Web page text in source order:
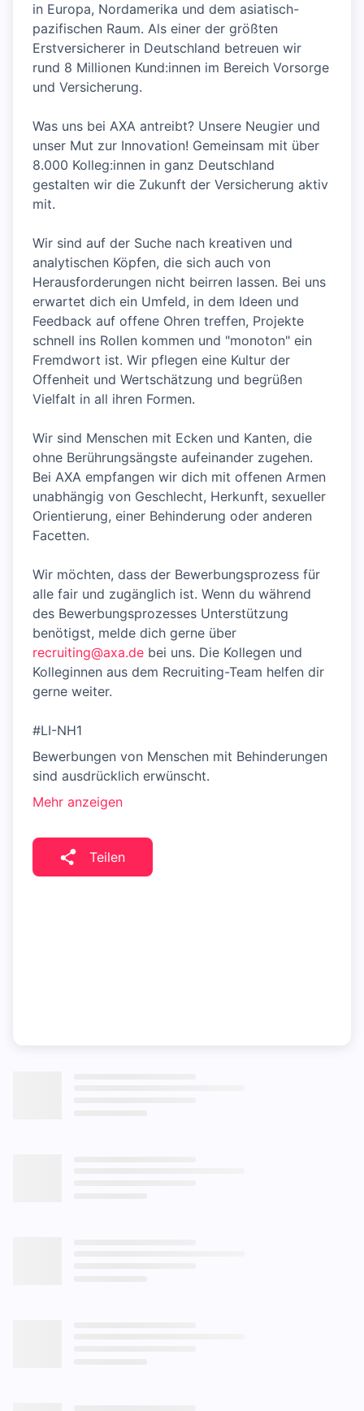
in Europa, Nordamerika und dem asiatisch-
pazifischen Raum. Als einer der größten
Erstversicherer in Deutschland betreuen wir
rund 8 Millionen Kund:innen im Bereich Vorsorge
und Versicherung.
Was uns bei AXA antreibt? Unsere Neugier und
unser Mut zur Innovation! Gemeinsam mit über
8.000 Kolleg:innen in ganz Deutschland
gestalten wir die Zukunft der Versicherung aktiv
mit.
Wir sind auf der Suche nach kreativen und
analytischen Köpfen, die sich auch von
Herausforderungen nicht beirren lassen. Bei uns
erwartet dich ein Umfeld, in dem Ideen und
Feedback auf offene Ohren treffen, Projekte
schnell ins Rollen kommen und "monoton" ein
Fremdwort ist. Wir pflegen eine Kultur der
Offenheit und Wertschätzung und begrüßen
Vielfalt in all ihren Formen.
Wir sind Menschen mit Ecken und Kanten, die
ohne Berührungsängste aufeinander zugehen.
Bei AXA empfangen wir dich mit offenen Armen
unabhängig von Geschlecht, Herkunft, sexueller
Orientierung, einer Behinderung oder anderen
Facetten.
Wir möchten, dass der Bewerbungsprozess für
alle fair und zugänglich ist. Wenn du während
des Bewerbungsprozesses Unterstützung
benötigst, melde dich gerne über
recruiting@axa.de bei uns. Die Kollegen und
Kolleginnen aus dem Recruiting-Team helfen dir
gerne weiter.
#LI-NH1
Bewerbungen von Menschen mit Behinderungen
sind ausdrücklich erwünscht.
Mehr anzeigen
Teilen